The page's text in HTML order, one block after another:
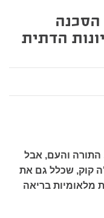
הדתית
התורה והעם, אבל
קוק, שכלל גם את
מלאומיות בריאה